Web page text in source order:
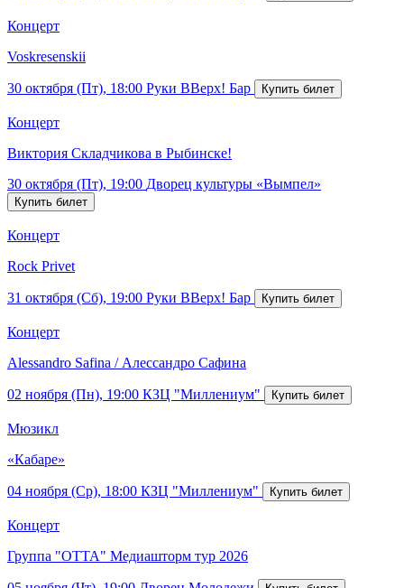
Концерт
Voskresenskii
30 октября (Пт), 18:00 Руки ВВерх! Бар
Концерт
Виктория Складчикова в Рыбинске!
30 октября (Пт), 19:00 Дворец культуры «Вымпел»
Концерт
Rock Privet
31 октября (Сб), 19:00 Руки ВВерх! Бар
Концерт
Alessandro Safina / Алессандро Сафина
02 ноября (Пн), 19:00 КЗЦ "Миллениум"
Мюзикл
«Кабаре»
04 ноября (Ср), 18:00 КЗЦ "Миллениум"
Концерт
Группа "ОТТА" Медиашторм тур 2026